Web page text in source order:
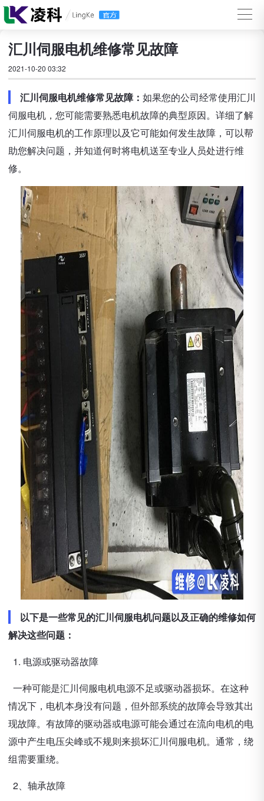
汇川伺服电机维修常见故障
2021-10-20 03:32
汇川伺服电机维修常见故障： 如果您的公司经常使用汇川
伺服电机，您可能需要熟悉电机故障的典型原因。详细了解
汇川伺服电机的工作原理以及它可能如何发生故障，可以帮
助您解决问题，并知道何时将电机送至专业人员处进行维
修。
以下是一些常见的汇川伺服电机问题以及正确的维修如何
解决这些问题：
1. 电源或驱动器故障
一种可能是汇川伺服电机电源不足或驱动器损坏。在这种
情况下，电机本身没有问题，但外部系统的故障会导致其出
现故障。有故障的驱动器或电源可能会通过在流向电机的电
源中产生电压尖峰或不规则来损坏汇川伺服电机。通常，绕
组需要重绕。
2、轴承故障